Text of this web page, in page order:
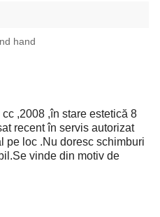
hand
,2008 ,în stare estetică 8
recent în servis autorizat
pe loc .Nu doresc schimburi
vinde din motiv de